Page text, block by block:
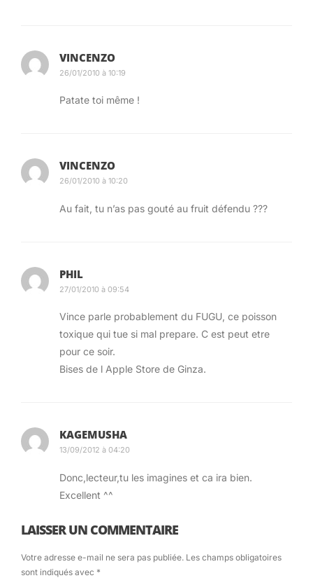
Ensuite on a attaqué la baleine
Ca ressemble à de la viande, ça a le gout de la
demain que tu vas en manger, alors t’as qu’à
me croire sur parole)
VINCENZO
26/01/2010 à 10:19
Patate toi même !
VINCENZO
26/01/2010 à 10:20
Au fait, tu n’as pas gouté au fruit défendu ???
PHIL
27/01/2010 à 09:54
Vince parle probablement du FUGU, ce poisson
toxique qui tue si mal prepare. C est peut etre
pour ce soir.
Bises de l Apple Store de Ginza.
KAGEMUSHA
13/09/2012 à 04:20
Donc,lecteur,tu les imagines et ca ira bien.
Excellent ^^
LAISSER UN COMMENTAIRE
Votre adresse e-mail ne sera pas publiée. Les champs obligatoires
sont indiqués avec *